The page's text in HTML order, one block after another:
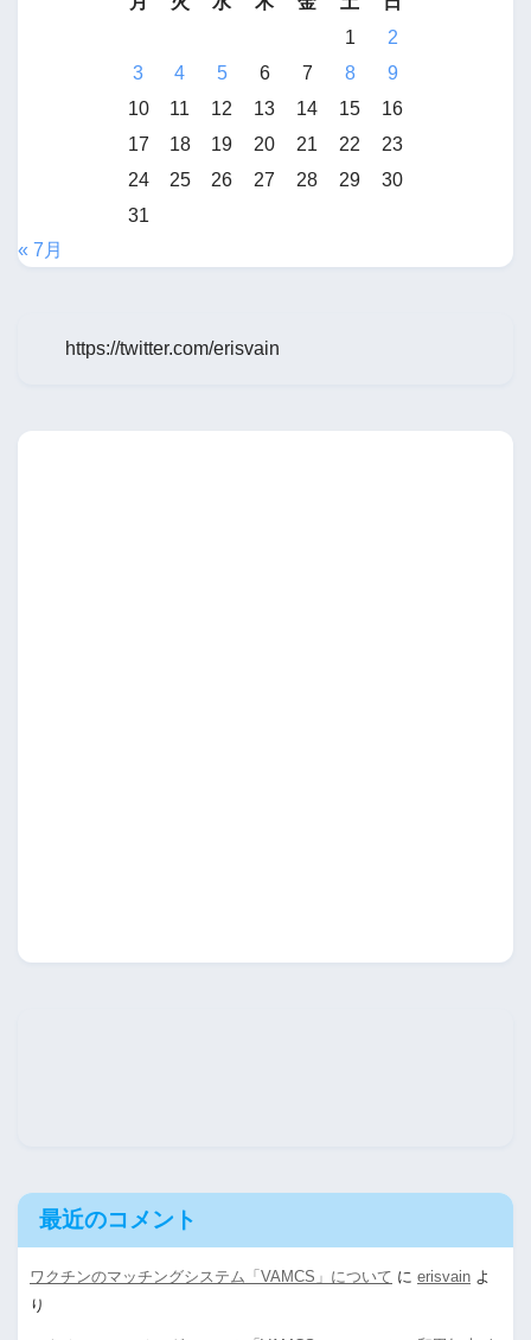
1
2
3
4 5 6 7 8
9
10
11 12 13 14 15
16
17
18 19 20 21 22
23
24
25 26 27 28 29
30
31
« 7月
https://twitter.com/erisvain
最近のコメント
ワクチンのマッチングシステム「VAMCS」について に erisvain よ
り